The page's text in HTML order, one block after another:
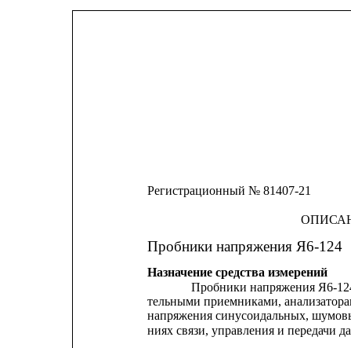
Регистрационный № 81407-21
Пробники напряжения Я6-124
Назначение средства измерений
Пробники напряжения Я6-
тельными приемниками,
напряжения синусоидальных,
ниях связи, управления и передачи